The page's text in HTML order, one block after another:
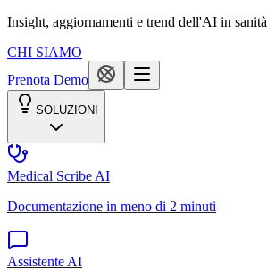
Insight, aggiornamenti e trend dell'AI in sanità
CHI SIAMO
Prenota Demo
SOLUZIONI
Medical Scribe AI
Documentazione in meno di 2 minuti
Assistente AI